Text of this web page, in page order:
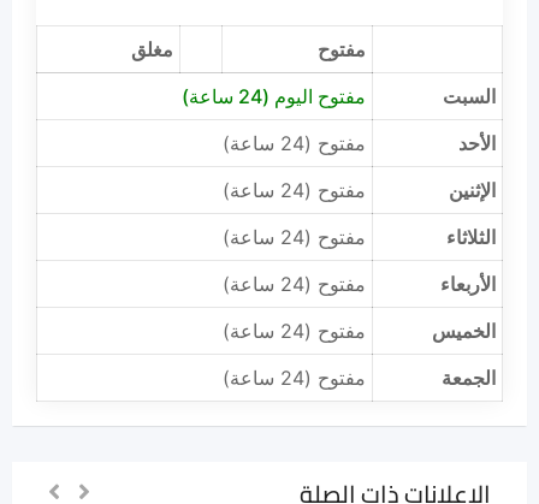
مفتوح
مغلق
السبت
مفتوح اليوم (24 ساعة)
الأحد
مفتوح (24 ساعة)
الإثنين
مفتوح (24 ساعة)
الثلاثاء
مفتوح (24 ساعة)
الأربعاء
مفتوح (24 ساعة)
الخميس
مفتوح (24 ساعة)
الجمعة
مفتوح (24 ساعة)
الإعلانات ذات الصلة